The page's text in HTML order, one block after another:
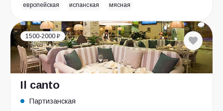
европейская испанская мясная
1500-2000 ₽
Il canto
Партизанская